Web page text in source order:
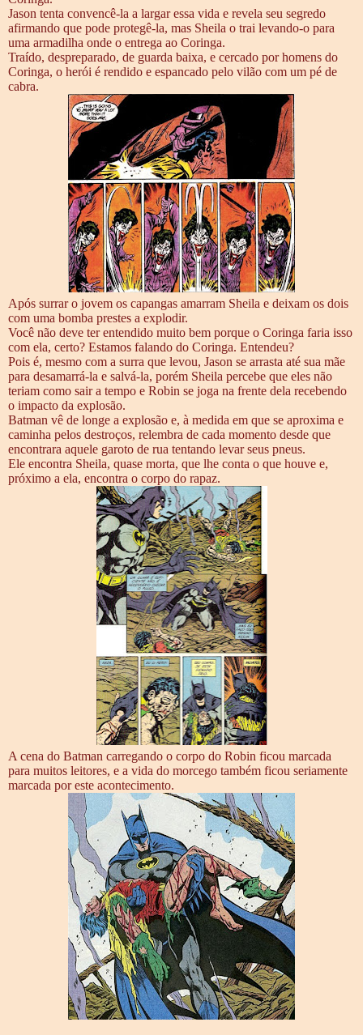
Jason tenta convencê-la a largar essa vida e revela seu segredo
afirmando que pode protegê-la, mas Sheila o trai levando-o para
uma armadilha onde o entrega ao Coringa.
Traído, despreparado, de guarda baixa, e cercado por homens do
Coringa, o herói é rendido e espancado pelo vilão com um pé de
cabra.
Após surrar o jovem os capangas amarram Sheila e deixam os dois
com uma bomba prestes a explodir.
Você não deve ter entendido muito bem porque o Coringa faria isso
com ela, certo? Estamos falando do Coringa. Entendeu?
Pois é, mesmo com a surra que levou, Jason se arrasta até sua mãe
para desamarrá-la e salvá-la, porém Sheila percebe que eles não
teriam como sair a tempo e Robin se joga na frente dela recebendo
o impacto da explosão.
Batman vê de longe a explosão e, à medida em que se aproxima e
caminha pelos destroços, relembra de cada momento desde que
encontrara aquele garoto de rua tentando levar seus pneus.
Ele encontra Sheila, quase morta, que lhe conta o que houve e,
próximo a ela, encontra o corpo do rapaz.
A cena do Batman carregando o corpo do Robin ficou marcada
para muitos leitores, e a vida do morcego também ficou seriamente
marcada por este acontecimento.